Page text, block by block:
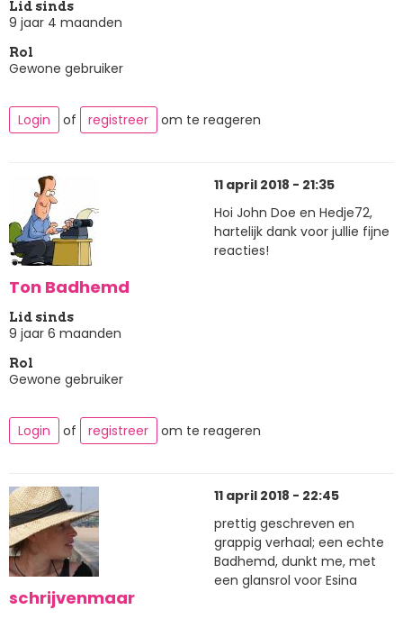
Lid sinds
9 jaar 4 maanden
Rol
Gewone gebruiker
Login of registreer om te reageren
Ton Badhemd
Lid sinds
9 jaar 6 maanden
Rol
Gewone gebruiker
11 april 2018 - 21:35
Hoi John Doe en Hedje72,
hartelijk dank voor jullie fijne
reacties!
Login of registreer om te reageren
schrijvenmaar
11 april 2018 - 22:45
prettig geschreven en
grappig verhaal; een echte
Badhemd, dunkt me, met
een glansrol voor Esina